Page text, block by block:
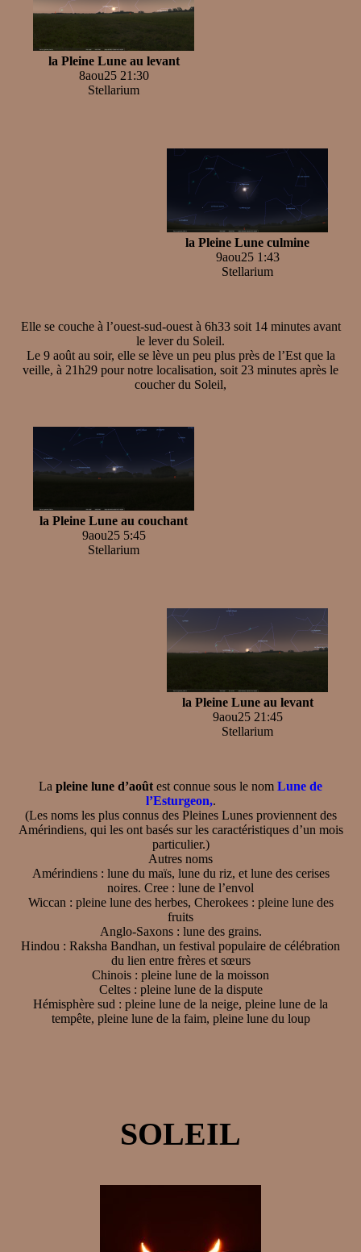
la Pleine Lune au levant
8aou25 21:30
Stellarium
la Pleine Lune culmine
9aou25 1:43
Stellarium
Elle se couche à l’ouest-sud-ouest à 6h33 soit 14 minutes avant
le lever du Soleil.
Le 9 août au soir, elle se lève un peu plus près de l’Est que la
veille, à 21h29 pour notre localisation, soit 23 minutes après le
coucher du Soleil,
la Pleine Lune au couchant
9aou25 5:45
Stellarium
la Pleine Lune au levant
9aou25 21:45
Stellarium
La pleine lune d’août est connue sous le nom Lune de
l’Esturgeon,.
(Les noms les plus connus des Pleines Lunes proviennent des
Amérindiens, qui les ont basés sur les caractéristiques d’un mois
particulier.)
Autres noms
Amérindiens : lune du maïs, lune du riz, et lune des cerises
noires. Cree : lune de l’envol
Wiccan : pleine lune des herbes, Cherokees : pleine lune des
fruits
Anglo-Saxons : lune des grains.
Hindou : Raksha Bandhan, un festival populaire de célébration
du lien entre frères et sœurs
Chinois : pleine lune de la moisson
Celtes : pleine lune de la dispute
Hémisphère sud : pleine lune de la neige, pleine lune de la
tempête, pleine lune de la faim, pleine lune du loup
SOLEIL